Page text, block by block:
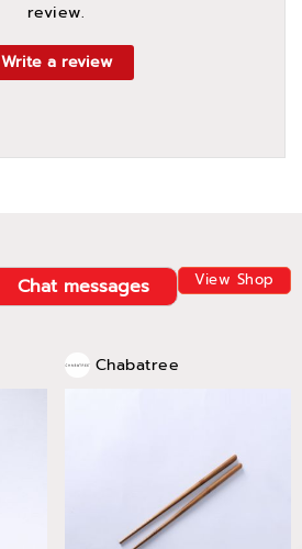
View Shop
Chat messages
Chabatree
review.
Write a review